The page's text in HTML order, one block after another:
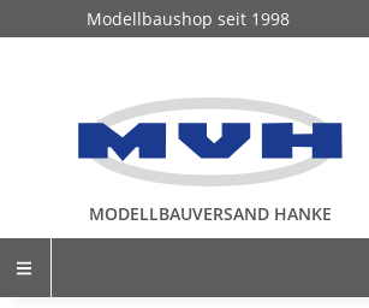
Modellbaushop seit 1998
MODELLBAUVERSAND HANKE